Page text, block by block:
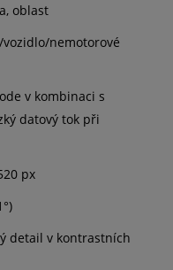
oblast
vozidlo/nemotorové
v kombinaci s
datový tok při
px
detail v kontrastních